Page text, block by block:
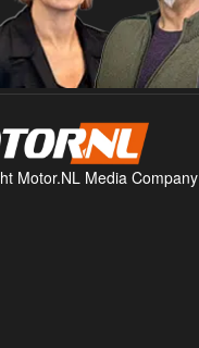
Motor.NL Media Company